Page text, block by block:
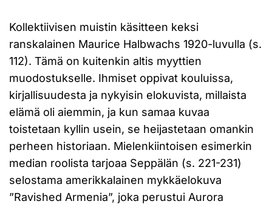
Kollektiivisen muistin käsitteen keksi
ranskalainen Maurice Halbwachs 1920-luvulla (s.
112). Tämä on kuitenkin altis myyttien
muodostukselle. Ihmiset oppivat kouluissa,
kirjallisuudesta ja nykyisin elokuvista, millaista
elämä oli aiemmin, ja kun samaa kuvaa
toistetaan kyllin usein, se heijastetaan omankin
perheen historiaan. Mielenkiintoisen esimerkin
median roolista tarjoaa Seppälän (s. 221-231)
selostama amerikkalainen mykkäelokuva
”Ravished Armenia”, joka perustui Aurora